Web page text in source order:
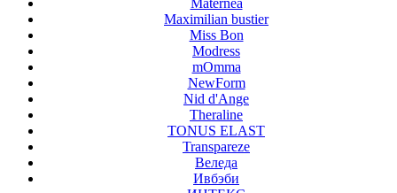
Maternea
Maximilian bustier
Miss Bon
Modress
mOmma
NewForm
Nid d'Ange
Theraline
TONUS ELAST
Transpareze
Веледа
Ивбэби